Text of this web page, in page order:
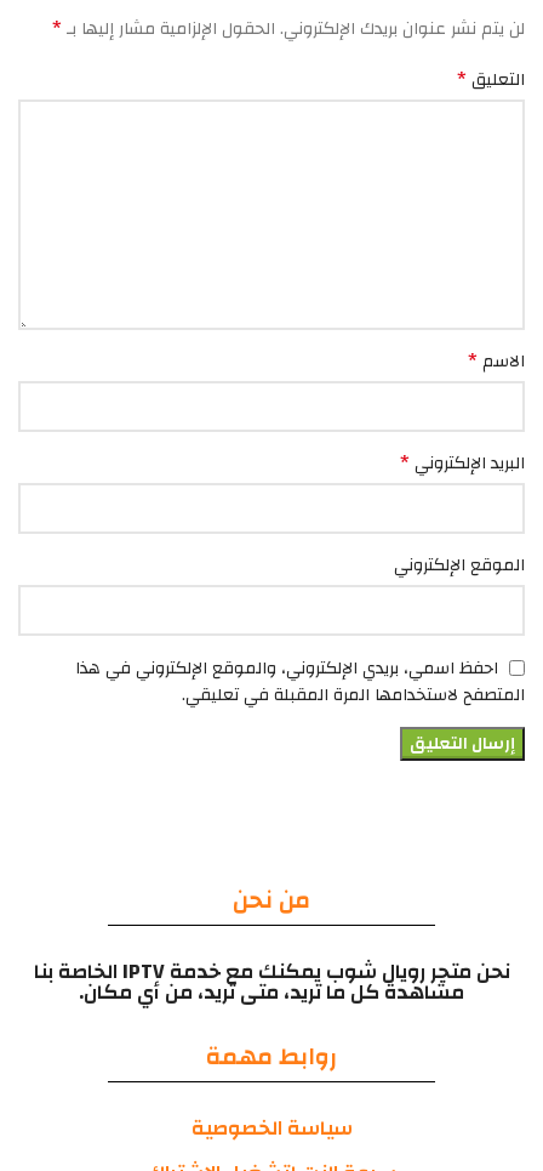
لن يتم نشر عنوان بريدك الإلكتروني.الحقول الإلزامية مشار إليها بـ*
التعليق*
الاسم*
البريد الإلكتروني*
الموقع الإلكتروني
احفظ اسمي، بريدي الإلكتروني، والموقع الإلكتروني في هذا
المتصفح لاستخدامها المرة المقبلة في تعليقي.
من نحن
نحن متجر رويال شوب يمكنك مع خدمة IPTV الخاصة بنا
مشاهدة كل ما تريد، متى تريد، من أي مكان.
روابط مهمة
سياسة الخصوصية